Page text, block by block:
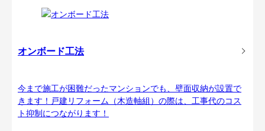
オンボード工法
今まで施工が困難だったマンションでも、壁面収納が設置で
きます！戸建リフォーム（木造軸組）の際は、工事代のコス
ト抑制につながります！